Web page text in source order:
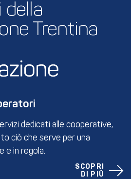
della
Trentina
dedicati alle cooperative,
ciò che serve per una
e in regola.
SCOPRI
DI PIÙ